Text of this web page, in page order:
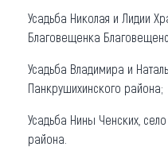
Усадьба Николая и Лидии
Благовещенка
Усадьба Владимира и
Панкрушихинского района;
Усадьба Нины Ченских,
района.